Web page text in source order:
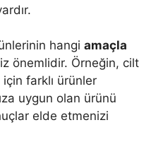
hangi amaçla
önemlidir. Örneğin, cilt
için farklı ürünler
uygun olan ürünü
elde etmenizi